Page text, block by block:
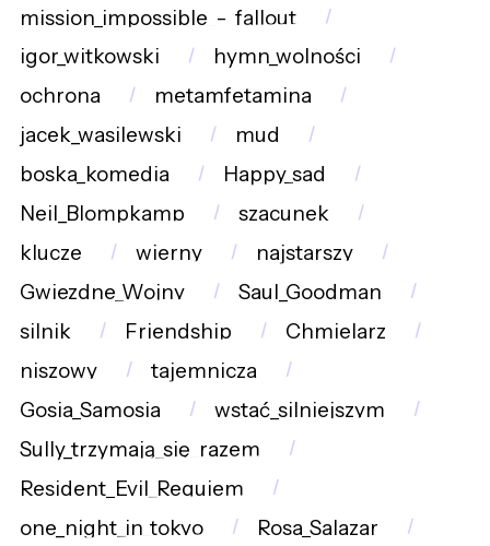
mission_impossible_-_fallout
igor_witkowski
hymn_wolności
ochrona
metamfetamina
jacek_wasilewski
mud
boska_komedia
Happy_sad
Neil_Blompkamp
szacunek
klucze
wierny
najstarszy
Gwiezdne_Wojny
Saul_Goodman
silnik
Friendship
Chmielarz
niszowy
tajemnicza
Gosia_Samosia
wstać_silniejszym
Sully_trzymają_się_razem
Resident_Evil_Requiem
one_night_in_tokyo
Rosa_Salazar